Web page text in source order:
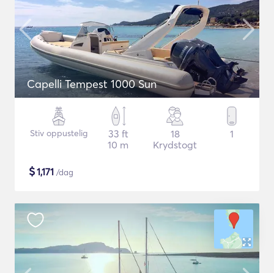
Capelli Tempest 1000 Sun
Stiv oppustelig
33 ft
10 m
18
Krydstogt
1
$1,171 /dag